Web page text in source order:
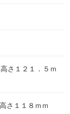
さ１２１．５ｍ
さ１１８ｍｍ